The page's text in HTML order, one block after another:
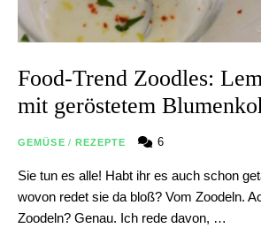
Food-Trend Zoodles:
mit geröstetem
GEMÜSE / REZEPTE 6
Sie tun es alle! Habt ihr es auch schon
wovon redet sie da bloß? Vom Zoodeln.
Zoodeln? Genau. Ich rede davon, …